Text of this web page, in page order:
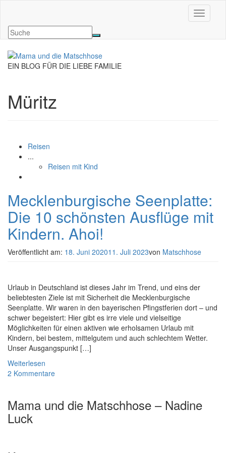
EIN BLOG FÜR DIE LIEBE FAMILIE
Müritz
Reisen
...
Reisen mit Kind
Mecklenburgische Seenplatte:
Die 10 schönsten Ausflüge mit
Kindern. Ahoi!
Veröffentlicht am: 18. Juni 202011. Juli 2023von Matschhose
Urlaub in Deutschland ist dieses Jahr im Trend, und eins der
beliebtesten Ziele ist mit Sicherheit die Mecklenburgische
Seenplatte. Wir waren in den bayerischen Pfingstferien dort – und
schwer begeistert: Hier gibt es irre viele und vielseitige
Möglichkeiten für einen aktiven wie erholsamen Urlaub mit
Kindern, bei bestem, mittelgutem und auch schlechtem Wetter.
Unser Ausgangspunkt […]
Weiterlesen
2 Kommentare
Mama und die Matschhose – Nadine
Luck